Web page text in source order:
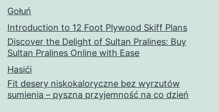
Gołuń
Introduction to 12 Foot Plywood Skiff Plans
Discover the Delight of Sultan Pralines: Buy
Sultan Pralines Online with Ease
Hasići
Fit desery niskokaloryczne bez wyrzutów
sumienia – pyszna przyjemność na co dzień